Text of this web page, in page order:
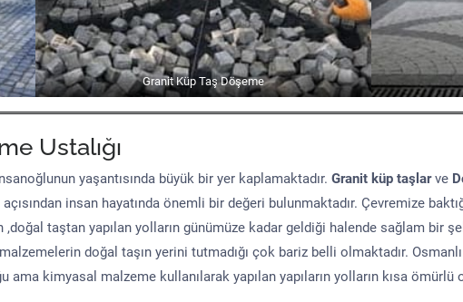
Granit Küp Taş Döşeme
Ustalığı
yaşantısında büyük bir yer kaplamaktadır. Granit küp taşlarve
insan hayatında önemli bir değeri bulunmaktadır. Çevremize
,doğal taştan yapılan yolların günümüze kadar geldiği halende sağlam bir
doğal taşın yerini tutmadığı çok bariz belli olmaktadır.
ama kimyasal malzeme kullanılarak yapılan yapıların yolların kısa